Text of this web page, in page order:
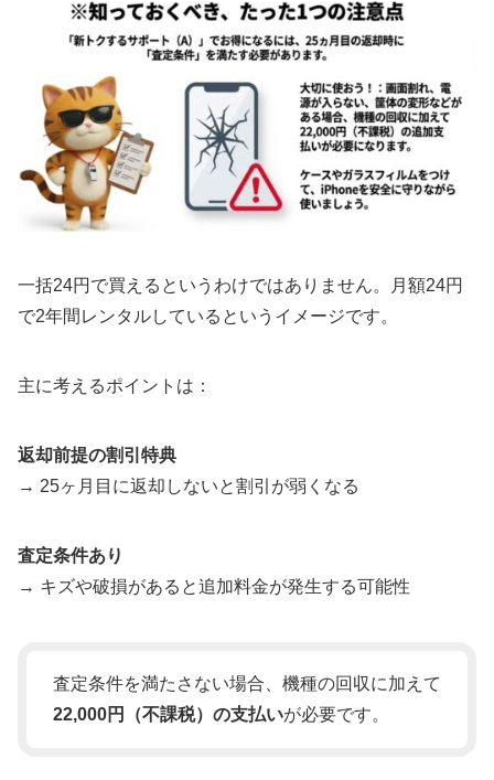
一括24円で買えるというわけではありません。月額24円
で2年間レンタルしているというイメージです。
主に考えるポイントは：
返却前提の割引特典
→ 25ヶ月目に返却しないと割引が弱くなる
査定条件あり
→ キズや破損があると追加料金が発生する可能性
査定条件を満たさない場合、機種の回収に加えて
22,000円（不課税）の支払いが必要です。